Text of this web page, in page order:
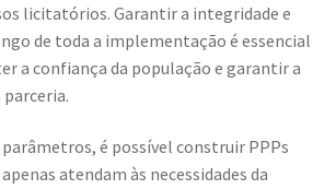
licitatórios. Garantir a integridade e
de toda a implementação é essencial
a confiança da população e garantir a
parceria.
parâmetros, é possível construir PPPs
atendam às necessidades da